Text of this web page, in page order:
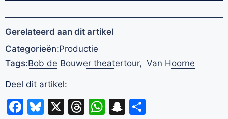
Gerelateerd aan dit artikel
Categorieën:Productie
Tags:Bob de Bouwer theatertour, Van Hoorne
Deel dit artikel:
Facebook
Bluesky
X Threads
WhatsApp
Snapchat